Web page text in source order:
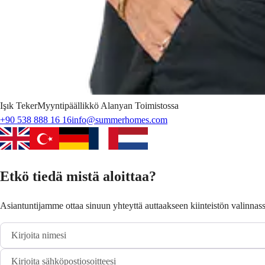
Işık TekerMyyntipäällikkö Alanyan Toimistossa
+90 538 888 16 16info@summerhomes.com
Etkö tiedä mistä aloittaa?
Asiantuntijamme ottaa sinuun yhteyttä auttaakseen kiinteistön